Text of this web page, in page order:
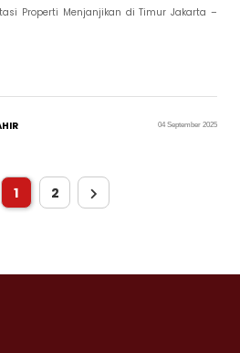
Properti Menjanjikan di Timur Jakarta –
04 September 2025
1 2